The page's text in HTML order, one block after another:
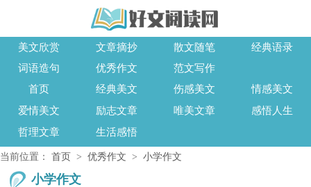
美文欣赏 文章摘抄 散文随笔
经典语录
词语造句
优秀作文
范文写作
首页
经典美文 伤感美文
情感美文
爱情美文
励志文章 唯美文章
感悟人生
哲理文章
生活感悟
当前位置： 首页 > 优秀作文 > 小学作文
小学作文